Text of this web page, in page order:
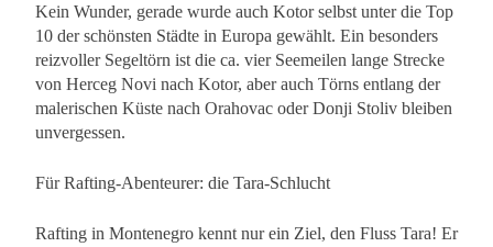
Kein Wunder, gerade wurde auch Kotor selbst unter die Top
10 der schönsten Städte in Europa gewählt. Ein besonders
reizvoller Segeltörn ist die ca. vier Seemeilen lange Strecke
von Herceg Novi nach Kotor, aber auch Törns entlang der
malerischen Küste nach Orahovac oder Donji Stoliv bleiben
unvergessen.
Für Rafting-Abenteurer: die Tara-Schlucht
Rafting in Montenegro kennt nur ein Ziel, den Fluss Tara! Er